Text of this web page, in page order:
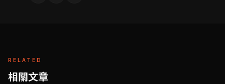
RELATED
相關文章